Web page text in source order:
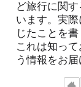
ど旅行に関
います。実
じたことを書
これは知っ
う情報をお届